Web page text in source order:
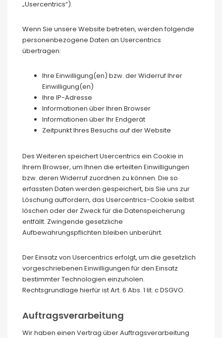
„Usercentrics“).
Wenn Sie unsere Website betreten, werden folgende
personenbezogene Daten an Usercentrics
übertragen:
Ihre Einwilligung(en) bzw. der Widerruf Ihrer
Einwilligung(en)
Ihre IP-Adresse
Informationen über Ihren Browser
Informationen über Ihr Endgerät
Zeitpunkt Ihres Besuchs auf der Website
Des Weiteren speichert Usercentrics ein Cookie in
Ihrem Browser, um Ihnen die erteilten Einwilligungen
bzw. deren Widerruf zuordnen zu können. Die so
erfassten Daten werden gespeichert, bis Sie uns zur
Löschung auffordern, das Usercentrics-Cookie selbst
löschen oder der Zweck für die Datenspeicherung
entfällt. Zwingende gesetzliche
Aufbewahrungspflichten bleiben unberührt.
Der Einsatz von Usercentrics erfolgt, um die gesetzlich
vorgeschriebenen Einwilligungen für den Einsatz
bestimmter Technologien einzuholen.
Rechtsgrundlage hierfür ist Art. 6 Abs. 1 lit. c DSGVO.
Auftragsverarbeitung
Wir haben einen Vertrag über Auftragsverarbeitung